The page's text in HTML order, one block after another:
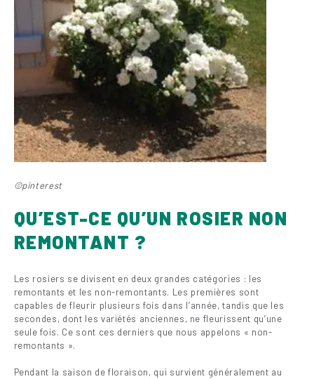
©pinterest
QU’EST-CE QU’UN ROSIER NON
REMONTANT ?
Les rosiers se divisent en deux grandes catégories : les
remontants et les non-remontants. Les premières sont
capables de fleurir plusieurs fois dans l’année, tandis que les
secondes, dont les variétés anciennes, ne fleurissent qu’une
seule fois. Ce sont ces derniers que nous appelons « non-
remontants ».
Pendant la saison de floraison, qui survient généralement au